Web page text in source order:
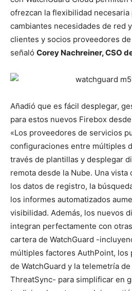
ofrezcan la flexibilidad necesaria
cambiantes necesidades de red
clientes y socios proveedores
señaló Corey Nachreiner, CSO
Añadió que es fácil desplegar,
para estos nuevos Firebox
«Los proveedores de servicios
configuraciones entre múltiples
través de plantillas y desplegar
remota desde la Nube. Una vista
los datos de registro, la
los informes automatizados
visibilidad. Además, los nuevos
integran perfectamente con
cartera de WatchGuard -
múltiples factores AuthPoint, los
de WatchGuard y la telemetría
ThreatSync- para simplificar en